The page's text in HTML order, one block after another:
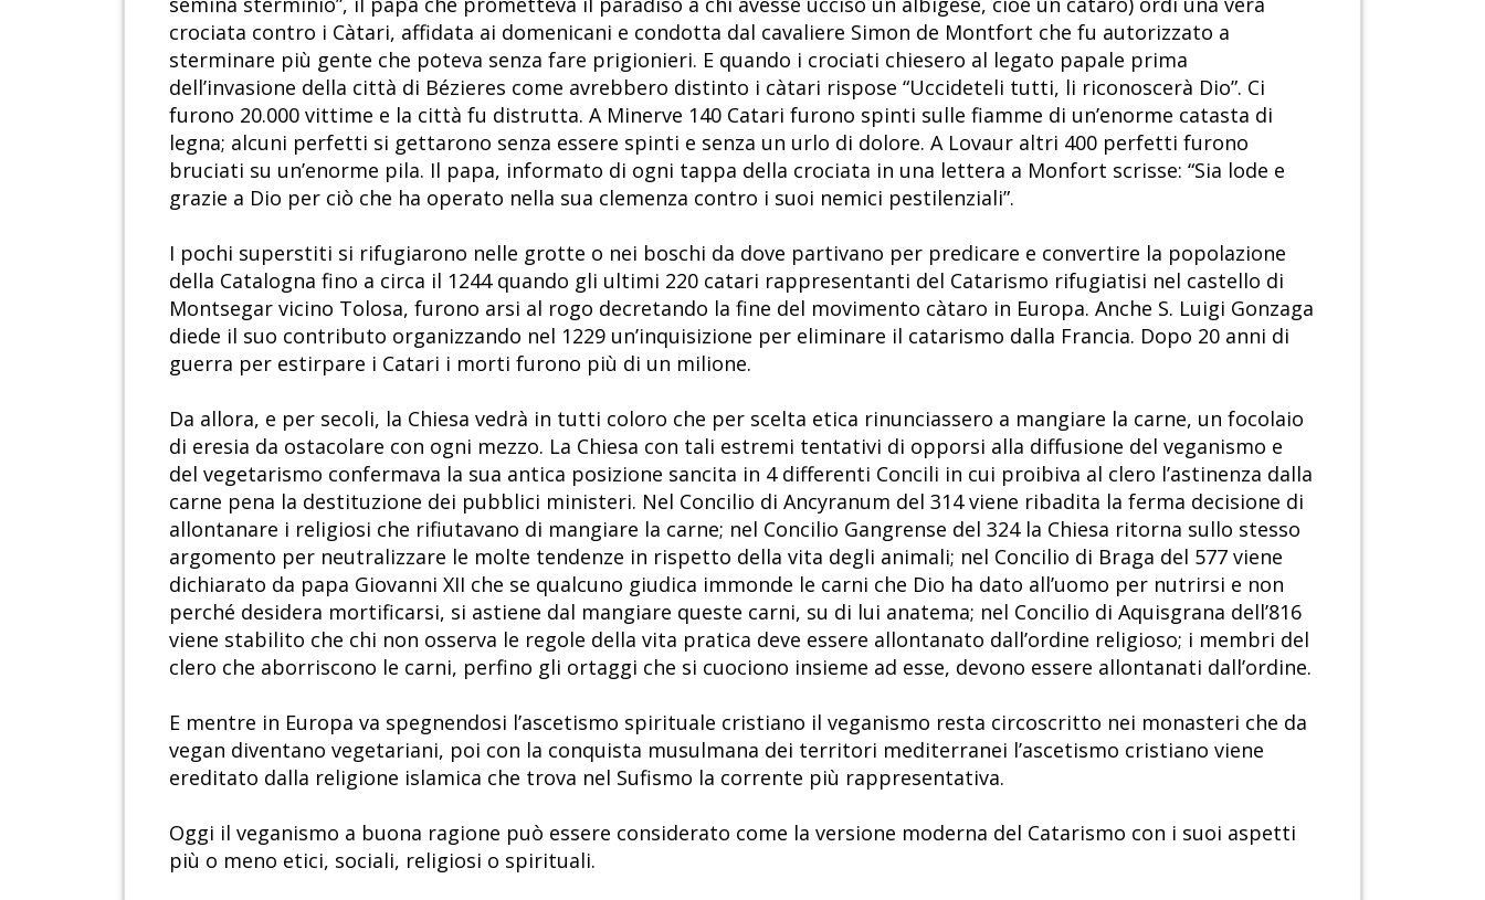
crociata contro i Càtari, affidata ai domenicani e condotta dal cavaliere Simon de Montfort che fu autorizzato a
sterminare più gente che poteva senza fare prigionieri. E quando i crociati chiesero al legato papale prima
dell’invasione della città di Bézieres come avrebbero distinto i càtari rispose “Uccideteli tutti, li riconoscerà Dio”. Ci
furono 20.000 vittime e la città fu distrutta. A Minerve 140 Catari furono spinti sulle fiamme di un’enorme catasta di
legna; alcuni perfetti si gettarono senza essere spinti e senza un urlo di dolore. A Lovaur altri 400 perfetti furono
bruciati su un’enorme pila. Il papa, informato di ogni tappa della crociata in una lettera a Monfort scrisse: “Sia lode e
grazie a Dio per ciò che ha operato nella sua clemenza contro i suoi nemici pestilenziali”.
I pochi superstiti si rifugiarono nelle grotte o nei boschi da dove partivano per predicare e convertire la popolazione
della Catalogna fino a circa il 1244 quando gli ultimi 220 catari rappresentanti del Catarismo rifugiatisi nel castello di
Montsegar vicino Tolosa, furono arsi al rogo decretando la fine del movimento càtaro in Europa. Anche S. Luigi Gonzaga
diede il suo contributo organizzando nel 1229 un’inquisizione per eliminare il catarismo dalla Francia. Dopo 20 anni di
guerra per estirpare i Catari i morti furono più di un milione.
Da allora, e per secoli, la Chiesa vedrà in tutti coloro che per scelta etica rinunciassero a mangiare la carne, un focolaio
di eresia da ostacolare con ogni mezzo. La Chiesa con tali estremi tentativi di opporsi alla diffusione del veganismo e
del vegetarismo confermava la sua antica posizione sancita in 4 differenti Concili in cui proibiva al clero l’astinenza dalla
carne pena la destituzione dei pubblici ministeri. Nel Concilio di Ancyranum del 314 viene ribadita la ferma decisione di
allontanare i religiosi che rifiutavano di mangiare la carne; nel Concilio Gangrense del 324 la Chiesa ritorna sullo stesso
argomento per neutralizzare le molte tendenze in rispetto della vita degli animali; nel Concilio di Braga del 577 viene
dichiarato da papa Giovanni XII che se qualcuno giudica immonde le carni che Dio ha dato all’uomo per nutrirsi e non
perché desidera mortificarsi, si astiene dal mangiare queste carni, su di lui anatema; nel Concilio di Aquisgrana dell’816
viene stabilito che chi non osserva le regole della vita pratica deve essere allontanato dall’ordine religioso; i membri del
clero che aborriscono le carni, perfino gli ortaggi che si cuociono insieme ad esse, devono essere allontanati dall’ordine.
E mentre in Europa va spegnendosi l’ascetismo spirituale cristiano il veganismo resta circoscritto nei monasteri che da
vegan diventano vegetariani, poi con la conquista musulmana dei territori mediterranei l’ascetismo cristiano viene
ereditato dalla religione islamica che trova nel Sufismo la corrente più rappresentativa.
Oggi il veganismo a buona ragione può essere considerato come la versione moderna del Catarismo con i suoi aspetti
più o meno etici, sociali, religiosi o spirituali.